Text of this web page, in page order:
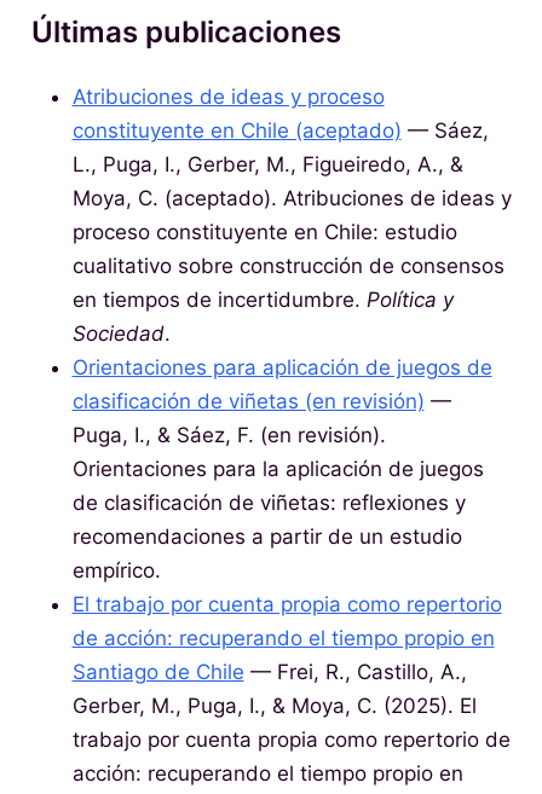
Últimas publicaciones
Atribuciones de ideas y proceso
constituyente en Chile (aceptado) — Sáez,
L., Puga, I., Gerber, M., Figueiredo, A., &
Moya, C. (aceptado). Atribuciones de ideas y
proceso constituyente en Chile: estudio
cualitativo sobre construcción de consensos
en tiempos de incertidumbre. Política y
Sociedad.
Orientaciones para aplicación de juegos de
clasificación de viñetas (en revisión) —
Puga, I., & Sáez, F. (en revisión).
Orientaciones para la aplicación de juegos
de clasificación de viñetas: reflexiones y
recomendaciones a partir de un estudio
empírico.
El trabajo por cuenta propia como repertorio
de acción: recuperando el tiempo propio en
Santiago de Chile — Frei, R., Castillo, A.,
Gerber, M., Puga, I., & Moya, C. (2025). El
trabajo por cuenta propia como repertorio de
acción: recuperando el tiempo propio en